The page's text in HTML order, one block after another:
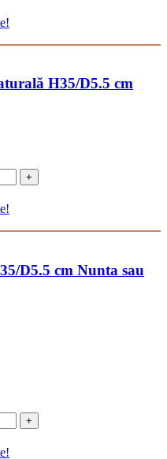
H35/D5.5 cm
+
D5.5 cm Nunta sau
+